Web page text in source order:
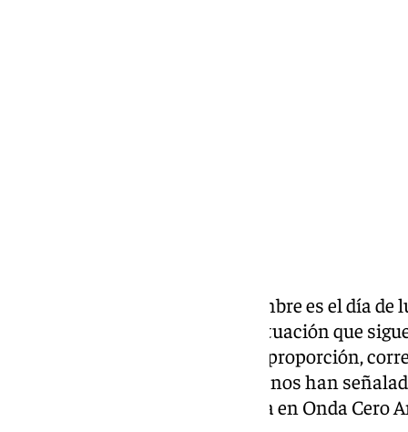
El próximo sábado 30 de noviembre es el día
conductas alimentarias, una situación que
personas de las cuales, en gran proporción,
entre los 15 y los 25 años, según nos han
de Málaga durante su entrevista en Onda Cero